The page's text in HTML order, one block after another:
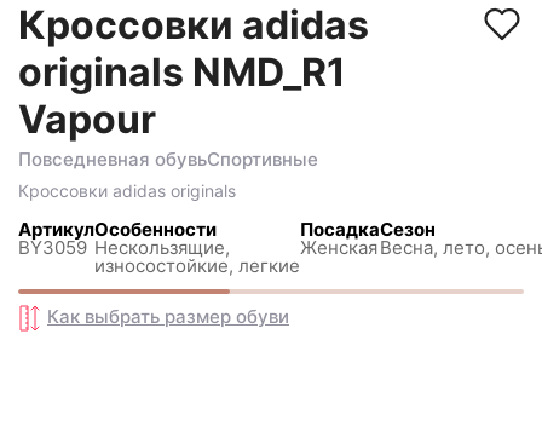
Кроссовки adidas
originals NMD_R1
Vapour
Повседневная обувьСпортивные
Кроссовки adidas originals
Артикул
BY3059
Особенности
Нескользящиe,
износостойкие, легкие
Посадка
Женская
Сезон
Весна, лето,
Как выбрать размер обуви